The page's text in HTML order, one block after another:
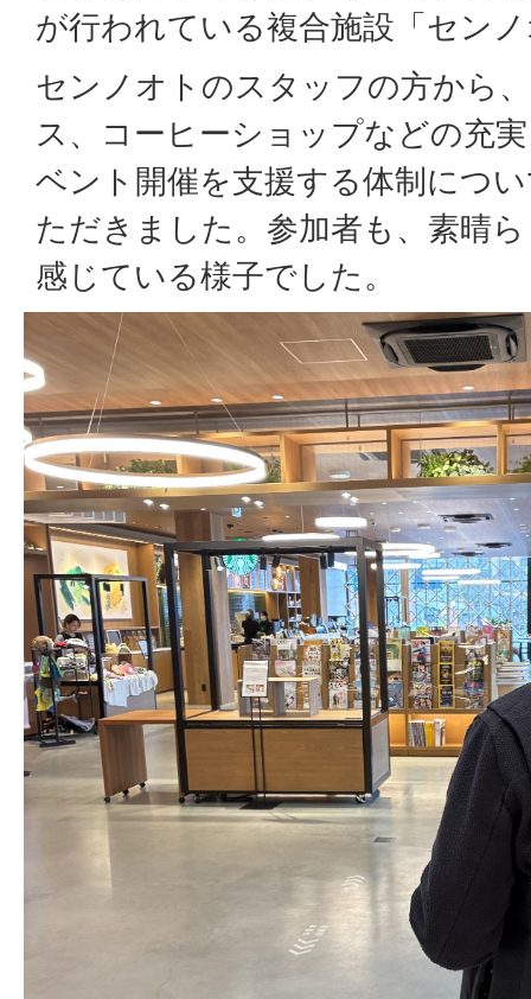
が行われている複合施設「セン
センノオトのスタッフの方から
ス、コーヒーショップなどの充
ベント開催を支援する体制につ
ただきました。参加者も、素晴
感じている様子でした。